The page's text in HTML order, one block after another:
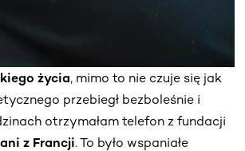
życia, mimo to nie czuje się jak
przebiegł bezboleśnie i
otrzymałam telefon z fundacji
z Francji. To było wspaniałe